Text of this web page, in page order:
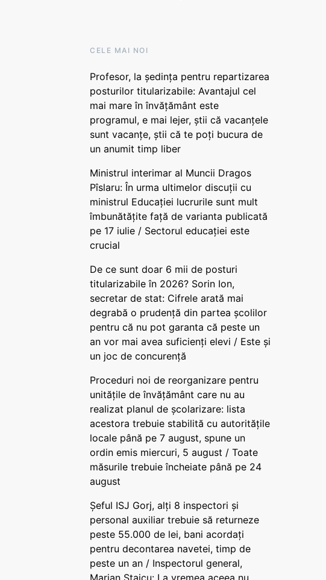
CELE MAI NOI
Profesor, la ședința pentru repartizarea
posturilor titularizabile: Avantajul cel
mai mare în învățământ este
programul, e mai lejer, știi că vacanțele
sunt vacanţe, știi că te poți bucura de
un anumit timp liber
Ministrul interimar al Muncii Dragos
Pîslaru: În urma ultimelor discuții cu
ministrul Educației lucrurile sunt mult
îmbunătățite față de varianta publicată
pe 17 iulie / Sectorul educației este
crucial
De ce sunt doar 6 mii de posturi
titularizabile în 2026? Sorin Ion,
secretar de stat: Cifrele arată mai
degrabă o prudență din partea școlilor
pentru că nu pot garanta că peste un
an vor mai avea suficienți elevi / Este și
un joc de concurență
Proceduri noi de reorganizare pentru
unitățile de învățământ care nu au
realizat planul de școlarizare: lista
acestora trebuie stabilită cu autoritățile
locale până pe 7 august, spune un
ordin emis miercuri, 5 august / Toate
măsurile trebuie încheiate până pe 24
august
Șeful ISJ Gorj, alți 8 inspectori și
personal auxiliar trebuie să returneze
peste 55.000 de lei, bani acordați
pentru decontarea navetei, timp de
peste un an / Inspectorul general,
Marian Staicu: La vremea aceea nu